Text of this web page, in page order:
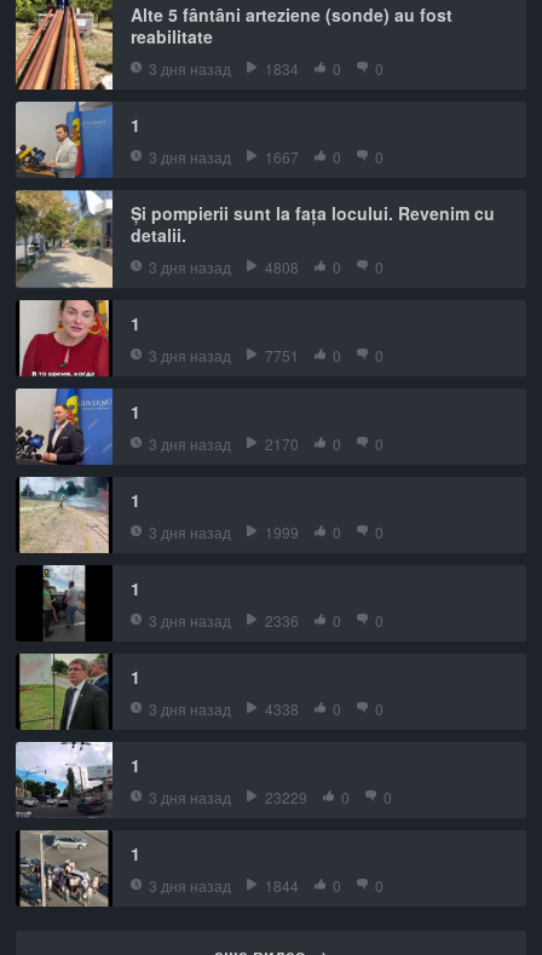
Alte 5 fântâni arteziene (sonde) au fost
reabilitate
3 дня назад 1834 0 0
1
3 дня назад 1667 0 0
Și pompierii sunt la fața locului. Revenim cu
detalii.
3 дня назад 4808 0 0
1
3 дня назад 7751 0 0
1
3 дня назад 2170 0 0
1
3 дня назад 1999 0 0
1
3 дня назад 2336 0 0
1
3 дня назад 4338 0 0
1
3 дня назад 23229 0 0
1
3 дня назад 1844 0 0